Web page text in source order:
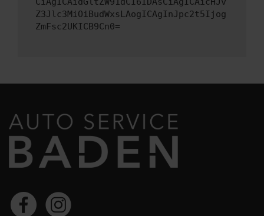
Z3Jlc3MiOiBudWxsLAogICAgInJpc2t5Ijog
ZmFsc2UKICB9Cn0=